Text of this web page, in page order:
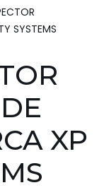
SYSTEMS
XP